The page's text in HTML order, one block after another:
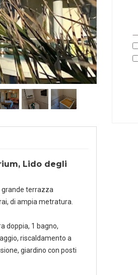
Lido degli
grande terrazza
di ampia metratura.
doppia, 1 bagno,
riscaldamento a
giardino con posti